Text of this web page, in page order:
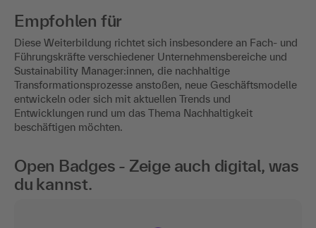
Empfohlen für
Diese Weiterbildung richtet sich insbesondere an Fach- und
Führungskräfte verschiedener Unternehmensbereiche und
Sustainability Manager:innen, die nachhaltige
Transformationsprozesse anstoßen, neue Geschäftsmodelle
entwickeln oder sich mit aktuellen Trends und
Entwicklungen rund um das Thema Nachhaltigkeit
beschäftigen möchten.
Open Badges - Zeige auch digital, was
du kannst.